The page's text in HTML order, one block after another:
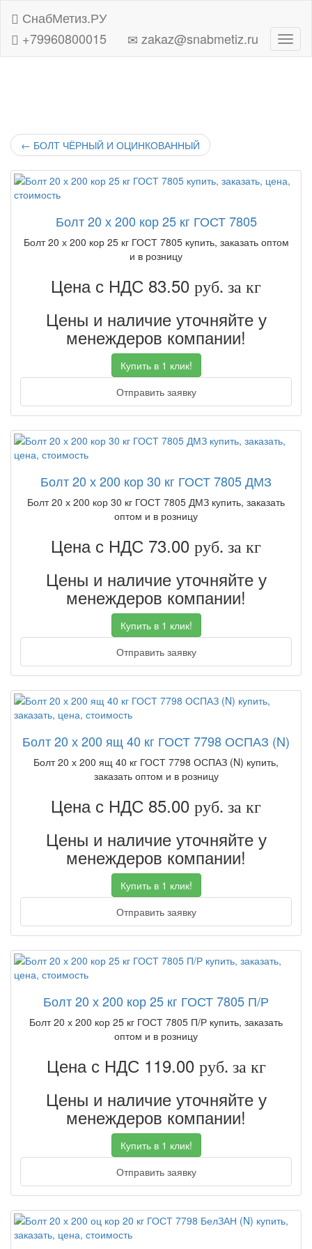
СнабМетиз.РУ
+79960800015
zakaz@snabmetiz.ru
← БОЛТ ЧЁРНЫЙ И ОЦИНКОВАННЫЙ
Болт 20 х 200 кор 25 кг ГОСТ 7805
Болт 20 х 200 кор 25 кг ГОСТ 7805 купить, заказать оптом
и в розницу
Цена с НДС 83.50 руб. за кг
Цены и наличие уточняйте у
менеждеров компании!
Купить в 1 клик!
Отправить заявку
Болт 20 х 200 кор 30 кг ГОСТ 7805 ДМЗ
Болт 20 х 200 кор 30 кг ГОСТ 7805 ДМЗ купить, заказать
оптом и в розницу
Цена с НДС 73.00 руб. за кг
Цены и наличие уточняйте у
менеждеров компании!
Купить в 1 клик!
Отправить заявку
Болт 20 х 200 ящ 40 кг ГОСТ 7798 ОСПАЗ (N)
Болт 20 х 200 ящ 40 кг ГОСТ 7798 ОСПАЗ (N) купить,
заказать оптом и в розницу
Цена с НДС 85.00 руб. за кг
Цены и наличие уточняйте у
менеждеров компании!
Купить в 1 клик!
Отправить заявку
Болт 20 х 200 кор 25 кг ГОСТ 7805 П/Р
Болт 20 х 200 кор 25 кг ГОСТ 7805 П/Р купить, заказать
оптом и в розницу
Цена с НДС 119.00 руб. за кг
Цены и наличие уточняйте у
менеждеров компании!
Купить в 1 клик!
Отправить заявку